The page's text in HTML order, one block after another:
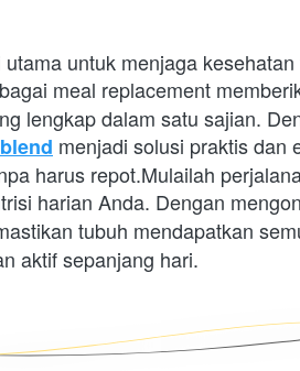
untuk menjaga
meal replacement
lengkap dalam satu sajian.
menjadi solusi praktis dan
harus repot.Mulailah
harian Anda. Dengan
tubuh mendapatkan
aktif sepanjang hari.